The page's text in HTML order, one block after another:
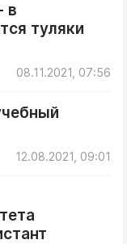
в
туляки
08.11.2021, 07:56
12.08.2021, 09:01